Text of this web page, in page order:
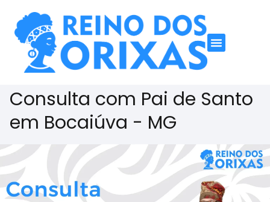
Consulta com Pai de Santo
em Bocaiúva - MG